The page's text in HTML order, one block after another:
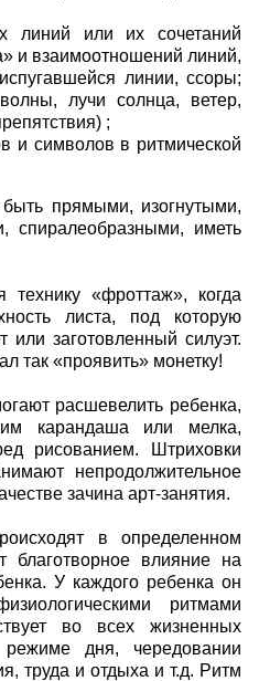
линий или их сочетаний
и взаимоотношений линий,
линии, ссоры;
лучи солнца, ветер,
;
и символов в ритмической
прямыми, изогнутыми,
спиралеобразными, иметь
технику «фроттаж», когда
листа, под которую
или заготовленный силуэт.
так «проявить» монетку!
расшевелить ребенка,
карандаша или мелка,
рисованием. Штриховки
непродолжительное
зачина арт-занятия.
в определенном
благотворное влияние на
У каждого ребенка он
ритмами
во всех жизненных
дня, чередовании
труда и отдыха и т.д. Ритм